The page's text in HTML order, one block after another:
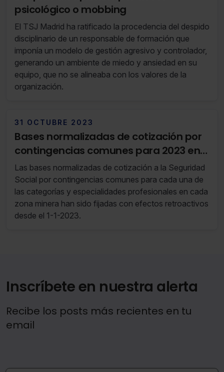
psicológico o mobbing
El TSJ Madrid ha ratificado la procedencia del despido
disciplinario de un responsable de formación que
imponía un modelo de gestión agresivo y controlador,
generando un ambiente de miedo y ansiedad en su
equipo, que no se alineaba con los valores de la
organización.
31 OCTUBRE 2023
Bases normalizadas de cotización por
contingencias comunes para 2023 en
el Régimen Especial para la Minería del
Carbón
Las bases normalizadas de cotización a la Seguridad
Social por contingencias comunes para cada una de
las categorías y especialidades profesionales en cada
zona minera han sido fijadas con efectos retroactivos
desde el 1-1-2023.
Inscríbete en nuestra alerta
Recibe los posts más recientes en tu
email